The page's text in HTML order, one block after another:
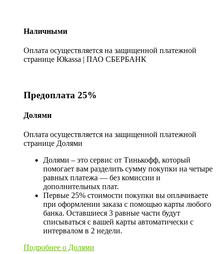
Наличными
Оплата осуществляется на защищенной платежной
странице Юkassa | ПАО СБЕРБАНК
Предоплата 25%
Долями
Оплата осуществляется на защищенной платежной
странице Долями
Долями – это сервис от Тинькофф, который
помогает вам разделить сумму покупки на четыре
равных платежа — без комиссии и
дополнительных плат.
Первые 25% стоимости покупки вы оплачиваете
при оформлении заказа с помощью карты любого
банка. Оставшиеся 3 равные части будут
списываться с вашей карты автоматически с
интервалом в 2 недели.
Подробнее о Долями